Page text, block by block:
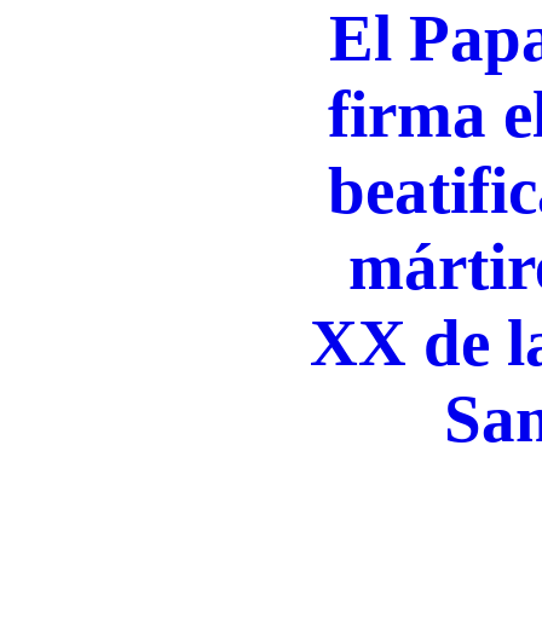
El
firma
XX de